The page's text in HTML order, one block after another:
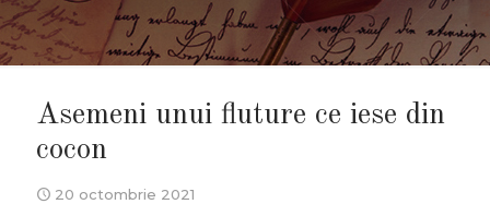
Asemeni unui fluture ce iese din
cocon
20 octombrie 2021